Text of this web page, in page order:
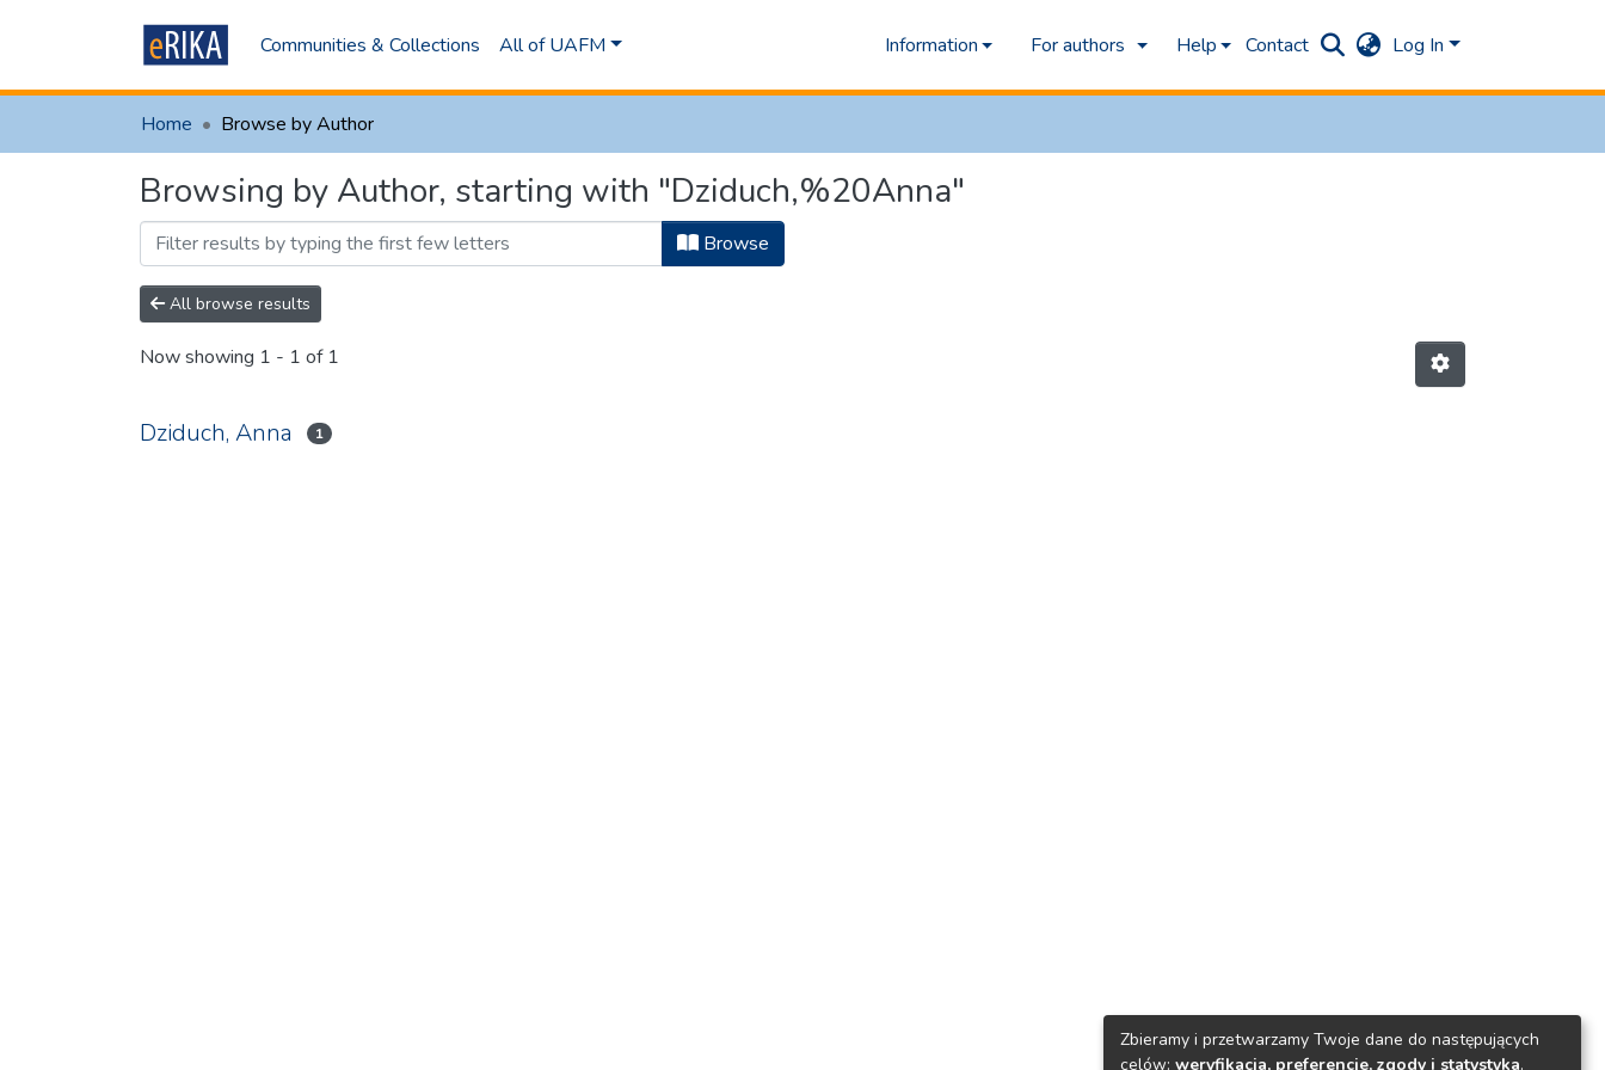
Communities & Collections All of UAFM Information For authors Help Contact Log In
Home Browse by Author
Browsing by Author, starting with "Dziduch,%20Anna"
Browse
All browse results
Now showing 1 - 1 of 1
Dziduch, Anna 1
Zbieramy i przetwarzamy Twoje dane do następujących
celów: weryfikacja, preferencje, zgody i statystyka.